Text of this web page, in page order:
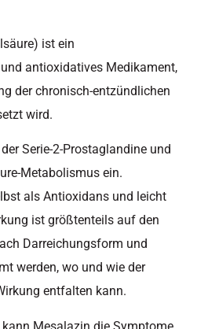
ist ein
antioxidatives Medikament,
der chronisch-entzündlichen
wird.
Serie-2-Prostaglandine und
Metabolismus ein.
als Antioxidans und leicht
ist größtenteils auf den
Darreichungsform und
werden, wo und wie der
entfalten kann.